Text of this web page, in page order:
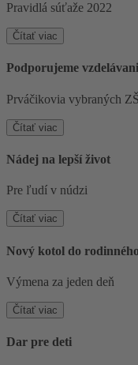
Pravidlá súťaže 2022
Čítať viac
Podporujeme
Prváčikovia vybraných
Čítať viac
Nádej na lepší život
Pre ľudí v núdzi
Čítať viac
Nový kotol do
Výmena za jeden deň
Čítať viac
Dar pre deti